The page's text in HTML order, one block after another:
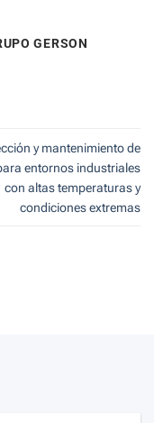
GERSON
y mantenimiento de
entornos industriales
con altas temperaturas y
condiciones extremas